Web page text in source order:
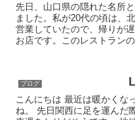
先日、山口県の隠れた名所
ました。私が20代の頃は、
営業していたので、帰りが
お店です。このレストラン
ブログ
こんにちは 最近は暖かくな
ね。 先日関西に足を運んだ